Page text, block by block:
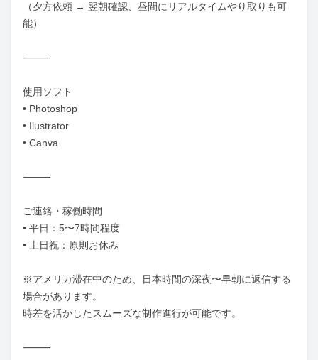
（夕方依頼 → 翌朝確認、昼間にリアルタイムやり取りも可
能）
⸻
使用ソフト
• Photoshop
• Ilustrator
• Canva
⸻
ご連絡・稼働時間
• 平日：5〜7時間程度
• 土日祝：原則お休み
※アメリカ滞在中のため、日本時間の深夜〜早朝に返信する
場合があります。
時差を活かしたスムーズな制作進行が可能です。
⸻